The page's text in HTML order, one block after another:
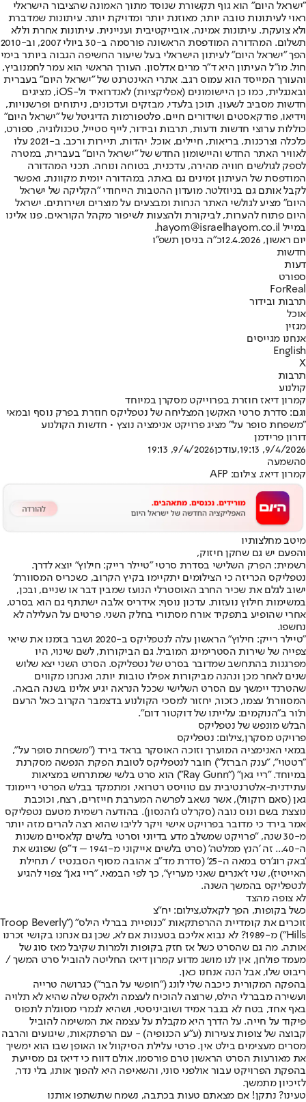
"ישראל היום" הוא גוף תקשורת שנוסד מתוך האמונה שהציבור הישראלי
ראוי לעיתונות טובה יותר, מאוזנת יותר ומדויקת יותר. עיתונות שמדברת
ולא צועקת. עיתונות אמינה, אובייקטיבית ועניינית. עיתונות אחרת וללא
תשלום. המהדורה המודפסת הראשונה פורסמה ב-30 ביולי 2007, וב-2010
הפך "ישראל היום" לעיתון הישראלי בעל שיעור החשיפה הגבוה ביותר בימי
חול. מו"ל העיתון היא ד"ר מרים אדלסון. העורך הראשי הוא עמר לחמנוביץ,
והעורך המייסד הוא עמוס רגב. אתרי האינטרנט של "ישראל היום" בעברית
ובאנגלית, כמו כן היישומונים (אפליקציות) לאנדרואיד ול-iOS, מציגים
חדשות מסביב לשעון, תוכן בלעדי, מבזקים ועדכונים, ניתוחים ופרשנויות,
וידיאו, פודקאסטים ושידורים חיים. פלטפורמות הדיגיטל של "ישראל היום"
כוללות ערוצי חדשות ודעות, תרבות ובידור, לייף סטייל, טכנולוגיה, ספורט,
כלכלה וצרכנות, בריאות, חיילים, אוכל, יהדות, תיירות ורכב. ב-2021 עלו
לאוויר האתר החדש והיישומון החדש של "ישראל היום" בעברית, במטרה
לספק לגולשים חוויה מהירה, עדכנית, בטוחה ונוחה. תכני המהדורה
המודפסת של העיתון זמינים גם באתר, במהדורה יומית מקוונת, ואפשר
לקבל אותם גם בניוזלטר. מועדון ההטבות הייחודי "הקליקה של ישראל
היום" מציע לגולשי האתר הנחות ומבצעים על מוצרים ושירותים. ישראל
היום פתוח להערות, לביקורת ולהצעות לשיפור מקהל הקוראים. פנו אלינו
במייל hayom@israelhayom.co.il.
יום ראשון, 12.4.2026
כ"ה בניסן תשפ"ו
חדשות
דעות
ספורט
ForReal
תרבות ובידור
אוכל
מגזין
אנחנו מגייסים
English
X
תרבות
קולנוע
קמרון דיאז חוזרת בפרוייקט מסקרן במיוחד
וגם: סדרת סרטי האקשן המצליחה של נטפליקס חוזרת בפרק נוסף ובמאי
"משפחת סופר על" מציג פרויקט אנימציה נוצץ • חדשות הקולנוע
דורון פרידמן
9/4/2026, 19:13
,עודכן9/4/2026, 19:13
0השמעה
קמרון דיאז. צילום: AFP
מיטב מחלצותיו
והפעם יש גם שחקן חיזוק,
רשמית: הפרק השלישי בסדרת סרטי "טיילר רייק: חילוץ" יוצא לדרך.
נטפליקס הכריזה כי הצילומים יתקיימו בקיץ הקרוב, כשכריס המסוורת'
ישוב לגלם את שכיר החרב האוסטרלי הנועז שמבין דבר או שניים, ובכן,
במשימות חילוץ נועזות. עדכון נוסף: אידריס אלבה ישתתף גם הוא בסרט,
אחרי שהופיע בתפקיד אורח מסתורי בחלק השני. פרטים על העלילה לא
נחשפו.
"טיילר רייק: חילוץ" הראשון עלה לנטפליקס ב-2020 ושבר בזמנו את שיאי
צפייה של שירות הסטרימינג המוביל. גם הביקורות, לשם שינוי, היו
מפרגנות בהתחשב שמדובר בסרט של נטפליקס. הסרט השני יצא שלוש
שנים לאחר מכן ונהנה מביקורות אפילו טובות יותר, ואנחנו מקווים
שהטרנד יימשך עם הסרט השלישי שככל הנראה יגיע אלינו בשנה הבאה.
המסוורת' עצמו, כזכור, יחזור למסכי הקולנוע בדצמבר הקרוב כאל הרעם
ת'ור ב"הנוקמים: עלייתו של דוקטור דום".
הבלש מונפש של נטפליקס
פרויקט מסקרן,צילום: נטפליקס
במאי האנימציה המוערך וזוכה האוסקר בראד בירד ("משפחת סופר על",
"רטטוי", "ענק הברזל") חובר לנטפליקס לטובת הפקת הנפשה מסקרנת
במיוחד. "ריי גאן" ("Ray Gunn") הוא סרט בלשי שמתרחש במציאות
עתידנית-אלטרנטיבית עם טוויסט רטרואי, ומתמקד בבלש הפרטי ריימונד
גאן (סאם רוקוול), אשר נשאב לפרשה המערבת חייזרים, רצח, וכוכבת
נוצצת בשם ונוס נובה (סקרלט ג'והנסון). בהודעה רשמית מטעם נטפליקס
אמר בירד כי מדובר בפרויקט אישי ויקר לליבו שהוא רצה להרים מזה יותר
מ-30 שנה, "פרויקט שמשלב מדע בדיוני וסרטי בלשים קלאסיים משנות
ה-40... זה 'הנץ ממלטה' (סרט בלשים אייקוני מ-1941 – ד"פ) שפוגש את
'באק רוג'רס במאה ה-25' (סדרת מד"ב אהובה מסוף הסבנטיז / תחילת
האייטיז), שני ז'אנרים שאני מעריץ", כך לפי הבמאי. "ריי גאן" צפוי להגיע
לנטפליקס בהמשך השנה.
לא צופה מהצד
כשל בקופות, הפך לקאלט,צילום: יח"צ
זוכרים את קומדיית ההרפתקאות "כנופיית בברלי הילס" ("Troop Beverly
Hills") מ-1989? לא נבוא אליכם בטענות אם לא, שכן גם אנחנו בקושי זכרנו
אותה. מה גם שהסרט כשל אז חזק בקופות ולמרות שקיבל מאז סוג של
מעמד פולחן, אין לנו מושג מדוע קמרון דיאז החליטה להוביל סרט המשך /
ריבוט שלו, אבל הנה אנחנו כאן.
בהפקה המקורית כיכבה שלי לונג ("חופשי על הבר") כגרושה טרייה
ועשירה מבברלי הילס, שרוצה להוכיח לעצמה ולאקס שלה שהיא לא תלויה
באף אחד, בטח לא בגבר אמיד ושוביניסטי, ושהיא לגמרי מסוגלת לתפוס
פיקוד על חייה. על הדרך היא מקבלת על עצמה את המשימה להוביל
קבוצה של צופות צעירות (ע"ע הכנופיה) - עם הרפתקאות, שיגועים והרבה
מסרים מעצימים בילט אין. פרטי עלילת הסיקוול או האופן שבו הוא ימשיך
את מאורעות הסרט הראשון טרם פורסמו, אולם דווח כי דיאז גם מסייעת
בהפקת הפרויקט עבור אולפני סוני, והשאיפה היא להפוך אותו, בלי נדר,
לזיכיון מתמשך.
טעינו? נתקן! אם מצאתם טעות בכתבה, נשמח שתשתפו אותנו